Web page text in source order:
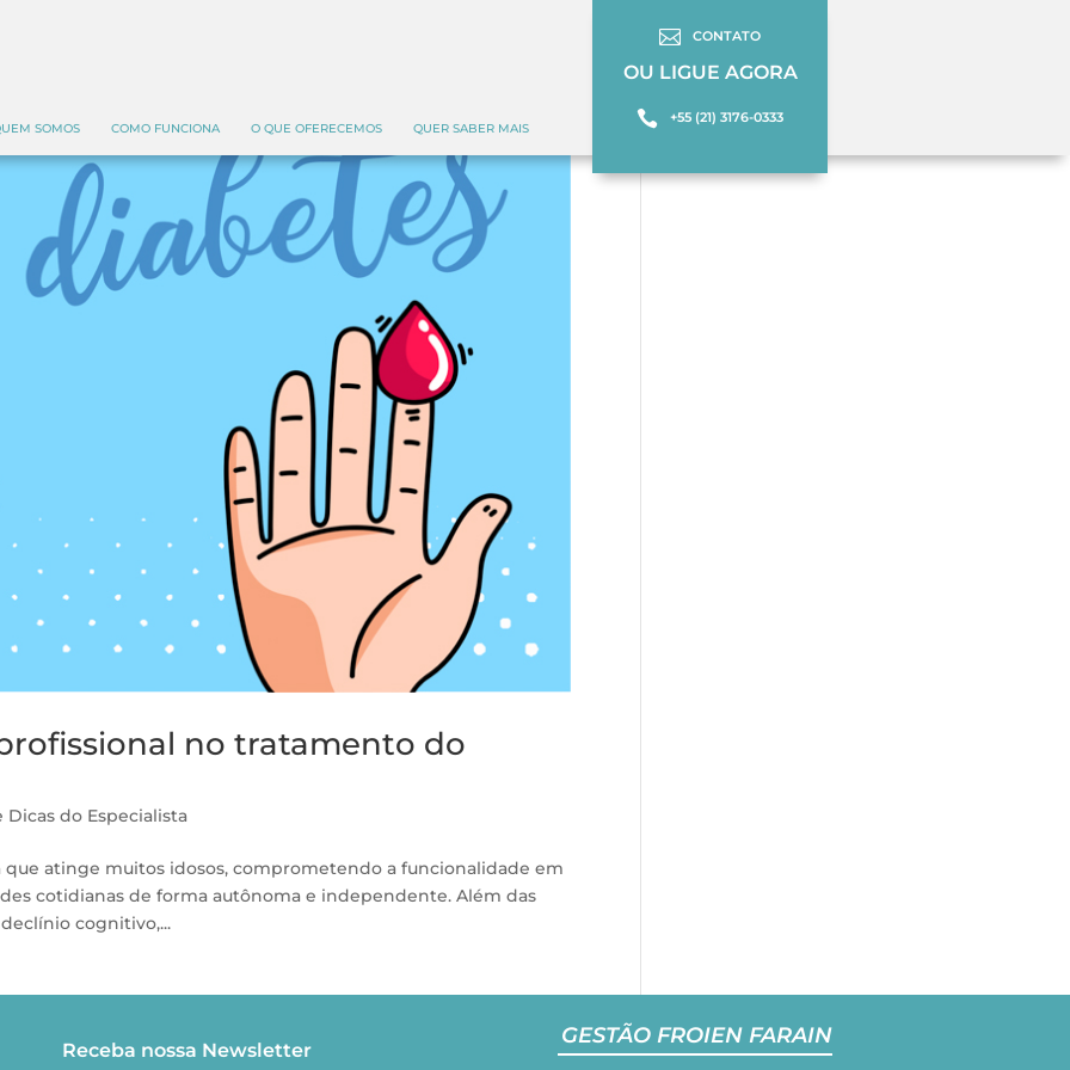
SOMOS COMO FUNCIONA O QUE OFERECEMOS QUER SABER MAIS
 CONTATO
OU LIGUE AGORA
 +55 (21) 3176-0333
no tratamento do
Dicas do Especialista
atinge muitos idosos, comprometendo a funcionalidade em
cotidianas de forma autônoma e independente. Além das
cognitivo,...
Receba nossa Newsletter
GESTÃO FROIEN FARAIN